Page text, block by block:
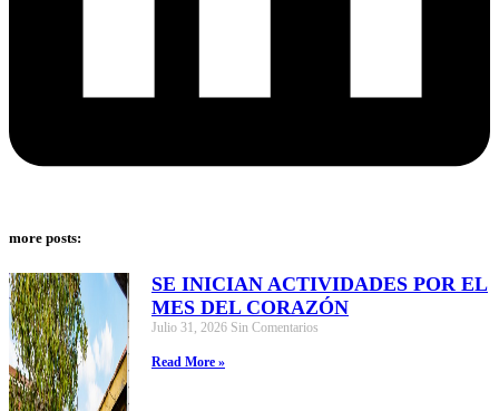
more posts:
SE INICIAN ACTIVIDADES POR EL
MES DEL CORAZÓN
Julio 31, 2026 Sin Comentarios
Read More »